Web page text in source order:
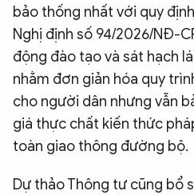
bảo thống nhất với quy
Nghị định số 94/2026/NĐ-
động đào tạo và sát hạch
nhằm đơn giản hóa quy
cho người dân nhưng vẫn
giá thực chất kiến thức
toàn giao thông đường bộ.
Dự thảo Thông tư cũng bổ